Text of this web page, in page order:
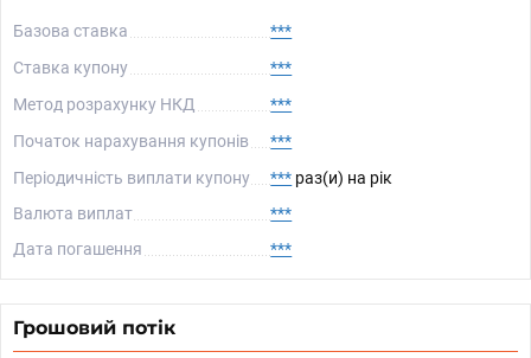
Базова ставка
***
Ставка купону
***
Метод розрахунку НКД
***
Початок нарахування купонів
***
Періодичність виплати купону
*** раз(и) на рік
Валюта виплат
***
Дата погашення
***
Грошовий потік